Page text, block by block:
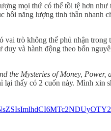
mọi thứ có thể tồi tệ hơn như
năng lượng tinh thần nhanh
trò không thể phủ nhận
và hành động theo bốn
the Mysteries of Money, Power,
thấy có 2 cuốn này. Mình xin